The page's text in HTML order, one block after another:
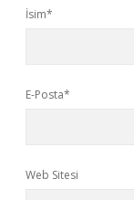
İsim*
E-Posta*
Web Sitesi